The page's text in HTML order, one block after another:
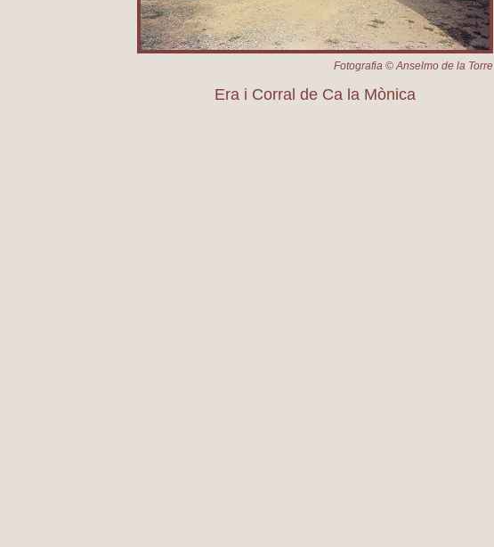
Fotografia © Anselmo de la Torre
Era i Corral de Ca la Mònica